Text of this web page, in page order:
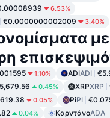
6.53%
€0.0000000002009 3.40%
1.10% ADIADI
0.45% XRPXRP
0.05% PiPI
0.04% ΚαρντάνοADA